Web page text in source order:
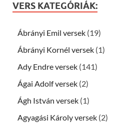
VERS KATEGÓRIÁK:
Ábrányi Emil versek (19)
Ábrányi Kornél versek (1)
Ady Endre versek (141)
Ágai Adolf versek (2)
Ágh István versek (1)
Agyagási Károly versek (2)